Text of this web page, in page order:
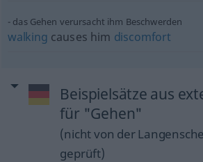
das Gehen verursacht ihm Beschwerden
walking causes him discomfort
Beispielsätze aus
für "Gehen"
(nicht von der
geprüft)